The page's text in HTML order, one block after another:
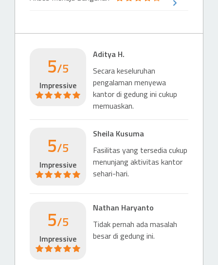
Busway Station
Hotel (4 & 5 stars)
Shangri-La Jakarta
263 m
Hotel (4 & 5 stars)
Waldorf Astoria Hotel
475 m
Hotel (4 & 5 stars)
Pan Pacific Jakarta
Hotel (4 & 5 stars)
Park Royal Jakarta
569 m
5/5
Impressive
Aditya H.
Secara keseluruhan
pengalaman menyewa
kantor di gedung ini cukup
memuaskan.
5/5
Impressive
Sheila Kusuma
Fasilitas yang tersedia cukup
menunjang aktivitas kantor
sehari-hari.
5/5
Impressive
Nathan Haryanto
Tidak pernah ada masalah
besar di gedung ini.